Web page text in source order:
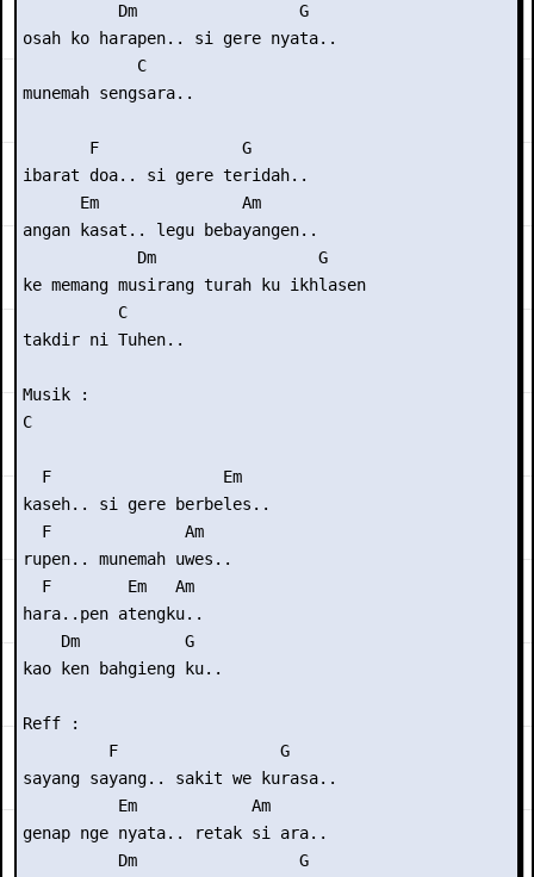
          Dm                 G
osah ko harapen.. si gere nyata..
            C
munemah sengsara..
       F               G
ibarat doa.. si gere teridah..
      Em               Am
angan kasat.. legu bebayangen..
            Dm                 G
ke memang musirang turah ku ikhlasen
          C
takdir ni Tuhen..
Musik :
C
  F                  Em
kaseh.. si gere berbeles..
  F              Am
rupen.. munemah uwes..
  F        Em   Am
hara..pen atengku..
    Dm           G
kao ken bahgieng ku..
Reff :
         F                 G
sayang sayang.. sakit we kurasa..
          Em            Am
genap nge nyata.. retak si ara..
          Dm                 G